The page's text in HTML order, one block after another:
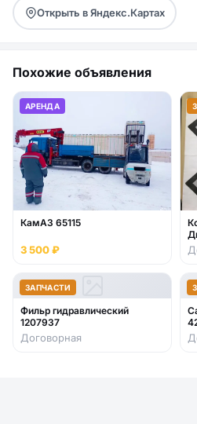
Открыть в Яндекс.Картах
Похожие объявления
АРЕНДА
КамАЗ 65115
3 500 ₽
ЗАПЧАСТИ
Фильр гидравлический
1207937
Договорная